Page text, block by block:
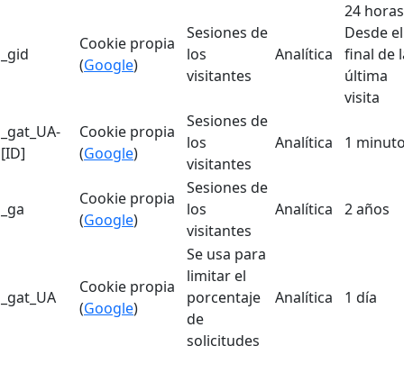
_gid
Cookie propia
(Google)
Sesiones de
los
visitantes
Analítica
24
Desde el
final de
última
visita
_gat_UA-
[ID]
Cookie propia
(Google)
Sesiones de
los
visitantes
Analítica 1
_ga
Cookie propia
(Google)
Sesiones de
los
visitantes
Analítica 2 años
_gat_UA
Cookie propia
(Google)
Se usa para
limitar el
porcentaje
de
solicitudes
Analítica 1 día